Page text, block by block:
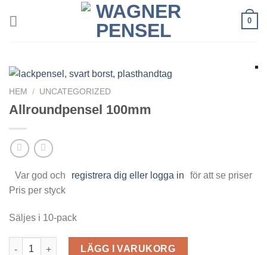
0
HEM / UNCATEGORIZED
Allroundpensel 100mm
Var god och registrera dig eller logga in
för att se priser
Pris per styck
Säljes i 10-pack
Allroundpensel 100mm mängd
LÄGG I VARUKORG